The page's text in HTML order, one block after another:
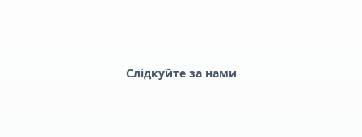
Слідкуйте за нами